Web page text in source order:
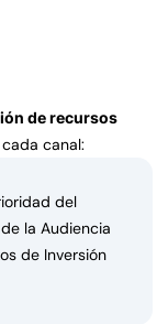
de recursos
canal:
del
la Audiencia
de Inversión